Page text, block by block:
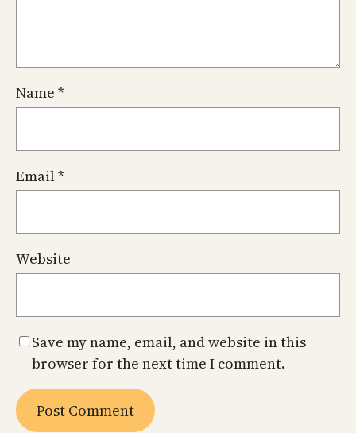
Name *
Email*
Website
Save my name, email, and website in this
browser for the next time I comment.